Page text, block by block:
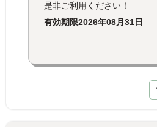
是非ご利用ください！
有効期限2026年08月31日